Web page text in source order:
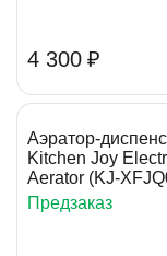
4 300 ₽
Аэратор-
Kitchen Joy
Aerator (KJ-
Предзаказ